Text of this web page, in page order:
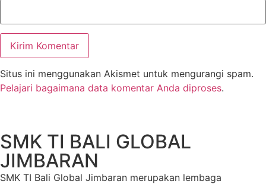
Situs ini menggunakan Akismet untuk mengurangi spam.
Pelajari bagaimana data komentar Anda diproses.
SMK TI BALI GLOBAL
JIMBARAN
SMK TI Bali Global Jimbaran merupakan lembaga